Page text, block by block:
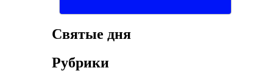
Святые дня
Рубрики